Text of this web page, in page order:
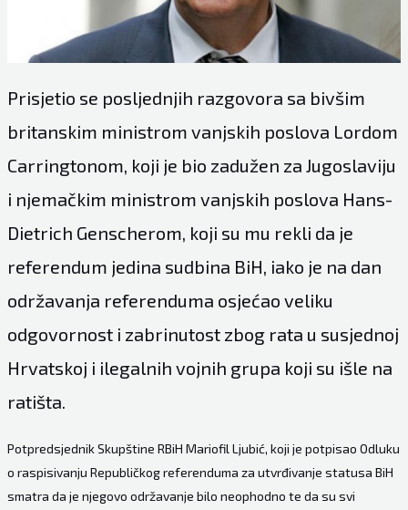
Prisjetio se posljednjih razgovora sa bivšim
britanskim ministrom vanjskih poslova Lordom
Carringtonom, koji je bio zadužen za Jugoslaviju
i njemačkim ministrom vanjskih poslova Hans-
Dietrich Genscherom, koji su mu rekli da je
referendum jedina sudbina BiH, iako je na dan
održavanja referenduma osjećao veliku
odgovornost i zabrinutost zbog rata u susjednoj
Hrvatskoj i ilegalnih vojnih grupa koji su išle na
ratišta.
Potpredsjednik Skupštine RBiH Mariofil Ljubić, koji je potpisao Odluku
o raspisivanju Republičkog referenduma za utvrđivanje statusa BiH
smatra da je njegovo održavanje bilo neophodno te da su svi